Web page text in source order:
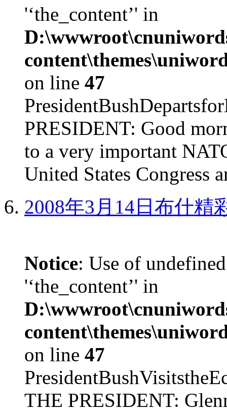
'‘the_content’' in
on line 47
PRESIDENT: Good
to a very important
United States Congress
2008年3月14日布什精
Notice: Use of
'‘the_content’' in
on line 47
THE PRESIDENT: